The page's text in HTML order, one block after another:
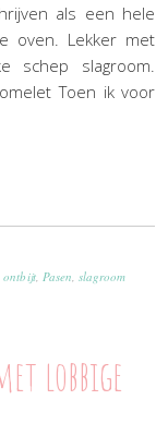
als een hele
oven. Lekker met
schep slagroom.
Toen ik voor
ontbijt, Pasen, slagroom
lobbige